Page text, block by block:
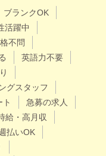
ブランクOK
活躍中
不問
英語力不要
グスタッフ
急募の求人
給・高月収
払いOK